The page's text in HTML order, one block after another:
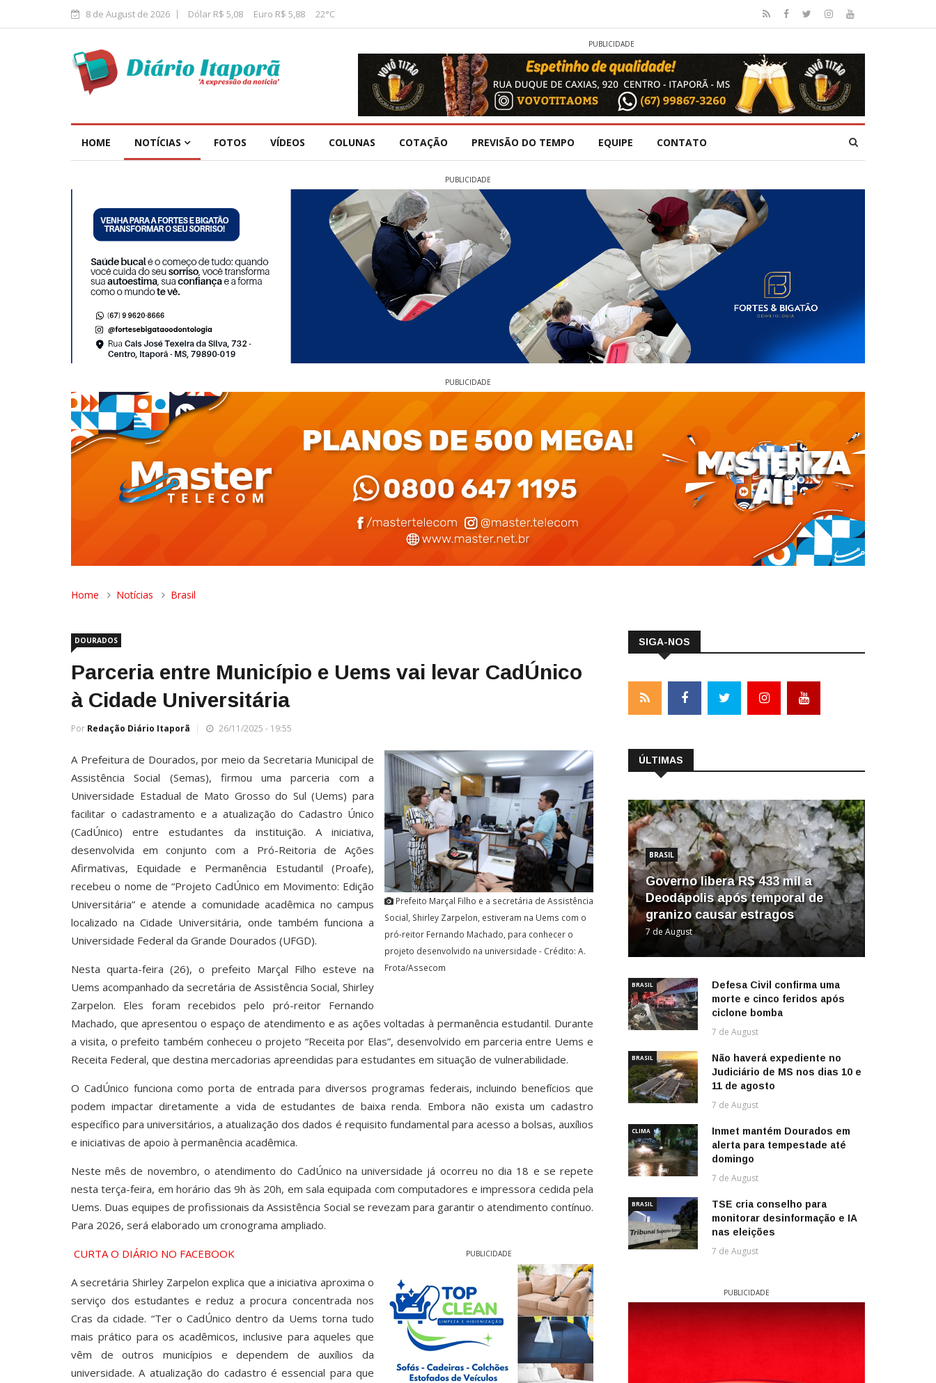
8 de August de 2026 Dólar R$ 5,08 Euro R$ 5,88 22°C
PUBLICIDADE
HOME NOTÍCIAS FOTOS VÍDEOS COLUNAS COTAÇÃO PREVISÃO DO TEMPO EQUIPE CONTATO
PUBLICIDADE
PUBLICIDADE
Home Notícias Brasil
DOURADOS
Parceria entre Município e Uems vai levar CadÚnico
à Cidade Universitária
Por Redação Diário Itaporã 26/11/2025 - 19:55
Prefeito Marçal Filho e a secretária de Assistência
Social, Shirley Zarpelon, estiveram na Uems com o
pró-reitor Fernando Machado, para conhecer o
projeto desenvolvido na universidade - Crédito: A.
Frota/Assecom
A Prefeitura de Dourados, por meio da Secretaria Municipal de
Assistência Social (Semas), firmou uma parceria com a
Universidade Estadual de Mato Grosso do Sul (Uems) para
facilitar o cadastramento e a atualização do Cadastro Único
(CadÚnico) entre estudantes da instituição. A iniciativa,
desenvolvida em conjunto com a Pró-Reitoria de Ações
Afirmativas, Equidade e Permanência Estudantil (Proafe),
recebeu o nome de “Projeto CadÚnico em Movimento: Edição
Universitária” e atende a comunidade acadêmica no campus
localizado na Cidade Universitária, onde também funciona a
Universidade Federal da Grande Dourados (UFGD).
Nesta quarta-feira (26), o prefeito Marçal Filho esteve na
Uems acompanhado da secretária de Assistência Social, Shirley
Zarpelon. Eles foram recebidos pelo pró-reitor Fernando
Machado, que apresentou o espaço de atendimento e as ações voltadas à permanência estudantil. Durante
a visita, o prefeito também conheceu o projeto “Receita por Elas”, desenvolvido em parceria entre Uems e
Receita Federal, que destina mercadorias apreendidas para estudantes em situação de vulnerabilidade.
O CadÚnico funciona como porta de entrada para diversos programas federais, incluindo benefícios que
podem impactar diretamente a vida de estudantes de baixa renda. Embora não exista um cadastro
específico para universitários, a atualização dos dados é requisito fundamental para acesso a bolsas, auxílios
e iniciativas de apoio à permanência acadêmica.
Neste mês de novembro, o atendimento do CadÚnico na universidade já ocorreu no dia 18 e se repete
nesta terça-feira, em horário das 9h às 20h, em sala equipada com computadores e impressora cedida pela
Uems. Duas equipes de profissionais da Assistência Social se revezam para garantir o atendimento contínuo.
Para 2026, será elaborado um cronograma ampliado.
PUBLICIDADE
CURTA O DIÁRIO NO FACEBOOK
A secretária Shirley Zarpelon explica que a iniciativa aproxima o
serviço dos estudantes e reduz a procura concentrada nos
Cras da cidade. “Ter o CadÚnico dentro da Uems torna tudo
mais prático para os acadêmicos, inclusive para aqueles que
vêm de outros municípios e dependem de auxílios da
universidade. A atualização do cadastro é essencial para que
SIGA-NOS
ÚLTIMAS
BRASIL
Governo libera R$ 433 mil a
Deodápolis após temporal de
granizo causar estragos
7 de August
BRASIL
Defesa Civil confirma uma
morte e cinco feridos após
ciclone bomba
7 de August
BRASIL
Não haverá expediente no
Judiciário de MS nos dias 10 e
11 de agosto
7 de August
CLIMA
Inmet mantém Dourados em
alerta para tempestade até
domingo
7 de August
BRASIL
TSE cria conselho para
monitorar desinformação e IA
nas eleições
7 de August
PUBLICIDADE